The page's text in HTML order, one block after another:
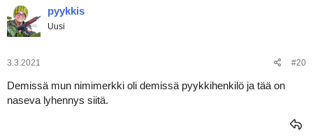
k
t
i
o
:
pyykkis
Uusi
3.3.2021 #20
Demissä mun nimimerkki oli demissä pyykkihenkilö ja tää on
naseva lyhennys siitä.